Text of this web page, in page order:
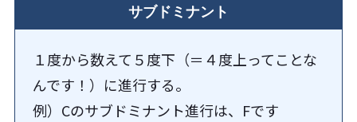
サブドミナント
１度から数えて５度下（＝４度上ってことな
んです！）に進行する。
例）Cのサブドミナント進行は、Fです